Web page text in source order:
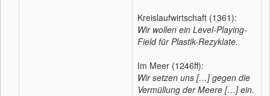
Kreislaufwirtschaft (1361):
Wir wollen ein Level-Playing-
Field für Plastik-Rezyklate.
Im Meer (1246ff):
Wir setzen uns […] gegen die
Vermüllung der Meere […] ein.